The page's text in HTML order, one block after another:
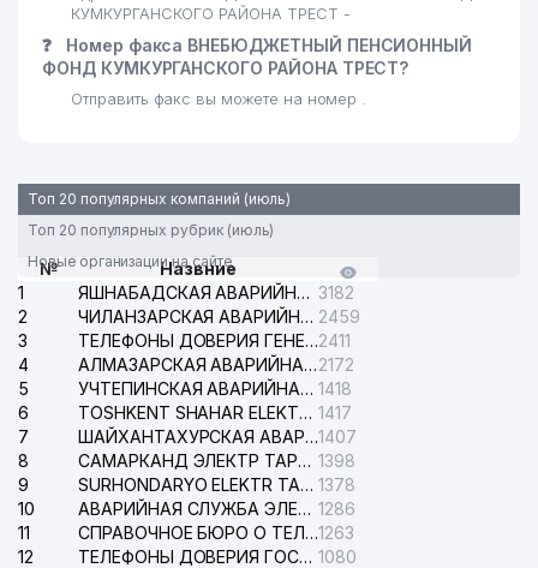
КУМКУРГАНСКОГО РАЙОНА ТРЕСТ -
❓
Номер факса ВНЕБЮДЖЕТНЫЙ ПЕНСИОННЫЙ
ФОНД КУМКУРГАНСКОГО РАЙОНА ТРЕСТ?
Отправить факс вы можете на номер .
Топ 20 популярных компаний (июль)
Топ 20 популярных рубрик (июль)
Новые организации на сайте
№
Назвние
1
ЯШНАБАДСКАЯ АВАРИЙНАЯ СЛУЖБА ЭЛЕКТРОСЕТИ 3182
2
ЧИЛАНЗАРСКАЯ АВАРИЙНАЯ СЛУЖБА ЭЛЕКТРОСЕТИ 2459
3
ТЕЛЕФОНЫ ДОВЕРИЯ ГЕНЕРАЛЬНОЙ ПРОКУРАТУРЫ РЕСПУБЛИКИ УЗБЕКИСТАН2411
4
АЛМАЗАРСКАЯ АВАРИЙНАЯ СЛУЖБА ЭЛЕКТРОСЕТИ2172
5
УЧТЕПИНСКАЯ АВАРИЙНАЯ СЛУЖБА ЭЛЕКТРОСЕТИ 1418
6
TOSHKENT SHAHAR ELEKTR TARMOQLARI KORXONASI АО 1417
7
ШАЙХАНТАХУРСКАЯ АВАРИЙНАЯ СЛУЖБА ЭЛЕКТРОСЕТИ1407
8
САМАРКАНД ЭЛЕКТР ТАРМОКЛАРИ АО 1398
9
SURHONDARYO ELEKTR TARMOKLARI АО 1378
10
АВАРИЙНАЯ СЛУЖБА ЭЛЕКТРОСЕТИ ТАШКЕНТСКОГО РАЙОНА 1286
11
СПРАВОЧНОЕ БЮРО О ТЕЛЕФОНАХ ОРГАНИЗАЦИЙ г. ТАШКЕНТА1263
12
ТЕЛЕФОНЫ ДОВЕРИЯ ГОСУДАРСТВЕННОГО ЦЕНТРА ТЕСТИРОВАНИЯ 1080